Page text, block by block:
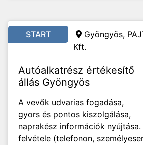
START
Gyöngyös,
Kft.
Autóalkatrész értékesítő
állás Gyöngyös
A vevők udvarias fogadása,
gyors és pontos kiszolgálása,
naprakész információk nyújtása.
felvétele (telefonon,